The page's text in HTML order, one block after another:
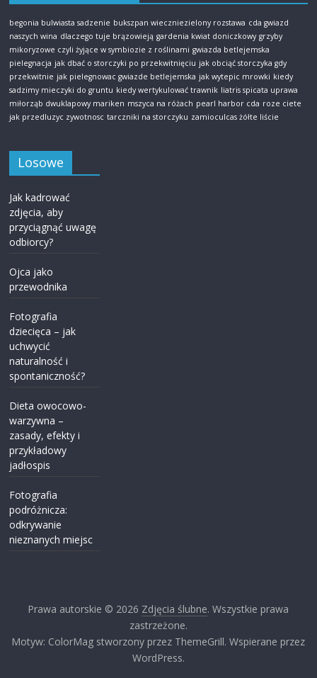
begonia bulwiasta sadzenie bukszpan wieczniezielony rozstawa cda gwiazd
naszych wina dlaczego tuje brązowieją gardenia kwiat doniczkowy grzyby
mikoryzowe czyli żyjące w symbiozie z roślinami gwiazda betlejemska
pielegnacja jak dbać o storczyki po przekwitnięciu jak obciąć storczyka gdy
przekwitnie jak pielegnowac gwiazde betlejemska jak wytepic mrowki kiedy
sadzimy mieczyki do gruntu kiedy wertykulować trawnik liatris spicata uprawa
miłorząb dwuklapowy mariken mszyca na różach pearl harbor cda roze ciete
jak przedluzyc zywotnosc tarczniki na storczyku zamioculcas żółte liście
Losowe
Jak kadrować
zdjęcia, aby
przyciągnąć uwagę
odbiorcy?
Ojca jako
przewodnika
Fotografia
dziecięca – jak
uchwycić
naturalność i
spontaniczność?
Dieta owocowo-
warzywna –
zasady, efekty i
przykładowy
jadłospis
Fotografia
podróżnicza:
odkrywanie
nieznanych miejsc
Prawa autorskie © 2026 Zdjęcia ślubne. Wszystkie prawa
zastrzeżone.
Motyw: ColorMag stworzony przez ThemeGrill. Wspierane przez
WordPress.